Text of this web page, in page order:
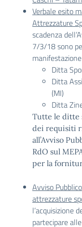
Verbale esito
Attrezzature
scadenza
7/3/18 sono
Ditta
Ditta
(MI)
Ditta
Tutte le ditte
dei requisiti
all’Avviso
RdO sul
per la
Avviso
attrezzature
l’acquisizione
partecipare